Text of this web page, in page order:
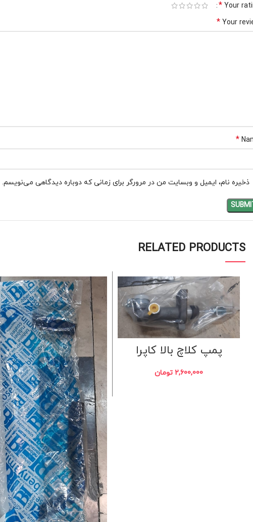
Your
*
Your
*
*
ذخیره نام، ایمیل و وبسایت من در مرورگر برای زمانی که دوباره دیدگاهی می‌نویسم.
RELATED PRODUCTS
پمپ کلاچ بالا کاپرا
2,600,000 تومان